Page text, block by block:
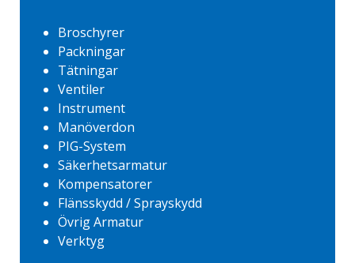
Broschyrer
Packningar
Tätningar
Ventiler
Instrument
Manöverdon
PIG-System
Säkerhetsarmatur
Kompensatorer
Flänsskydd / Sprayskydd
Övrig Armatur
Verktyg